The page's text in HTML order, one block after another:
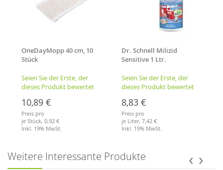
OneDayMopp 40 cm, 10
Stück
Seien Sie der Erste, der
dieses Produkt bewertet
10,89 €
Preis pro
je Stück,0,92 €
Inkl. 19% MwSt.
Dr. Schnell Milizid
Sensitive 1 Ltr.
Kalklöser
Seien Sie der Erste, der
dieses Produkt bewertet
8,83 €
Preis pro
je Liter,7,42 €
Inkl. 19% MwSt.
Weitere Interessante Produkte ‹ ›